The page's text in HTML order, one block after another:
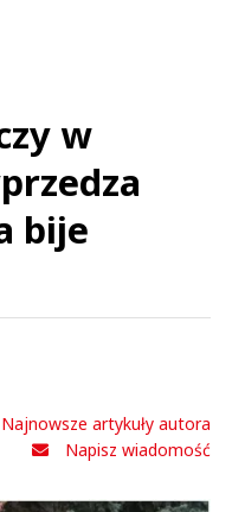
w
bije
Najnowsze artykuły autora
Napisz wiadomość